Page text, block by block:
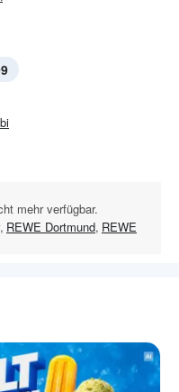
mehr verfügbar.
, REWE Dortmund, REWE